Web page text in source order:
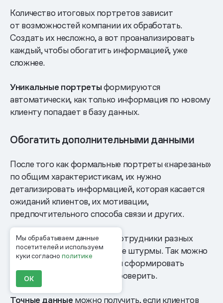
Мы обрабатываем данные
посетителей и используем
куки согласнополитике
ОК
Количество итоговых портретов зависит
от возможностей компании их обработать.
Создать их несложно, а вот проанализировать
каждый, чтобы обогатить информацией, уже
сложнее.
Уникальные портретыформируются
автоматически, как только информация по новому
клиенту попадает в базу данных.
Обогатить дополнительными данными
После того как формальные портреты «нарезаны»
по общим характеристикам, их нужно
детализировать информацией, которая касается
ожиданий клиентов, их мотивации,
предпочтительного способа связи и других.
Этим обычно занимаются сотрудники разных
отделов, устраивая мозговые штурмы. Так можно
получить точные данные или сформировать
гипотезу, которую нужно проверить.
Точные данные можно получить, если клиентов